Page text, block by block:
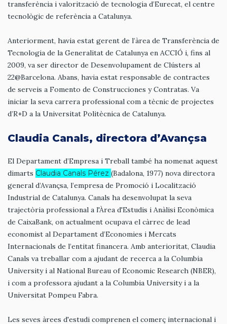
transferència i valorització de tecnologia d’Eurecat, el centre
tecnològic de referència a Catalunya.
Anteriorment, havia estat gerent de l’àrea de Transferència de
Tecnologia de la Generalitat de Catalunya en ACCIÓ i, fins al
2009, va ser director de Desenvolupament de Clústers al
22@Barcelona. Abans, havia estat responsable de contractes
de serveis a Fomento de Construcciones y Contratas. Va
iniciar la seva carrera professional com a tècnic de projectes
d’R+D a la Universitat Politècnica de Catalunya.
Claudia Canals, directora d’Avançsa
El Departament d’Empresa i Treball també ha nomenat aquest
dimarts Claudia Canals Pérez (Badalona, 1977) nova directora
general d’Avançsa, l’empresa de Promoció i Localització
Industrial de Catalunya. Canals ha desenvolupat la seva
trajectòria professional a l'Àrea d'Estudis i Anàlisi Econòmica
de CaixaBank, on actualment ocupava el càrrec de lead
economist al Departament d’Economies i Mercats
Internacionals de l’entitat financera. Amb anterioritat, Claudia
Canals va treballar com a ajudant de recerca a la Columbia
University i al National Bureau of Economic Research (NBER),
i com a professora ajudant a la Columbia University i a la
Universitat Pompeu Fabra.
Les seves àrees d'estudi comprenen el comerç internacional i